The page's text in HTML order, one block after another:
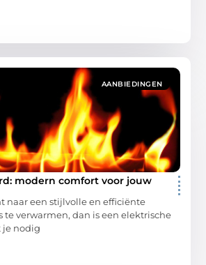
AANBIEDINGEN
modern comfort voor jouw
naar een stijlvolle en efficiënte
te verwarmen, dan is een elektrische
je nodig